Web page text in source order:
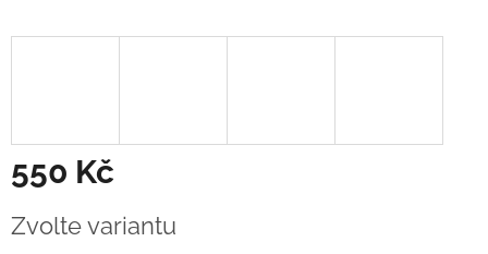
550 Kč
cena:
Zvolte variantu